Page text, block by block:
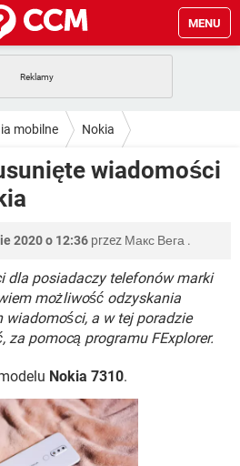
MENU
WHATSAPP
NETFLIX
TIKTOK
WHATSAPP
FACEBOOK
FACEBOOK
TIKTOK
WHATSAPP
NETFLIX
FACEBOOK
TIKTOK
WHATSAPP
FACEBOOK
mobilne Nokia
wiadomości
2020 o 12:36 przez Макс Вега .
dla posiadaczy telefonów marki
możliwość odzyskania
a w tej poradzie
za pomocą programu FExplorer.
Nokia 7310.